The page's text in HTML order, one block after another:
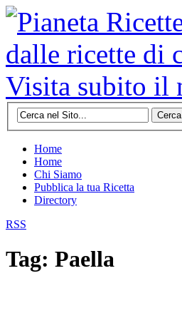
Cerca
Home
Home
Chi Siamo
Pubblica la tua Ricetta
Directory
RSS
Tag: Paella